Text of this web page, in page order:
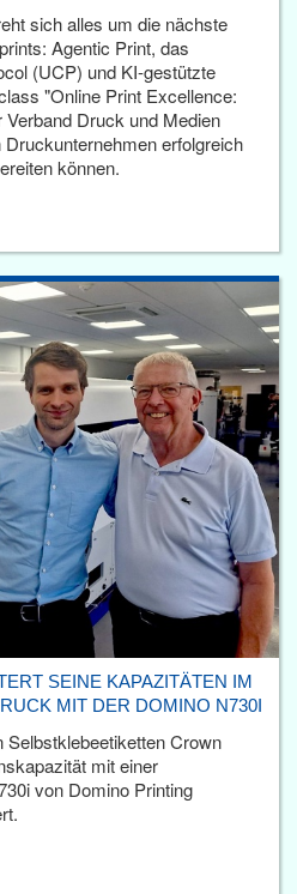
sich alles um die nächste
Agentic Print, das
(UCP) und KI-gestützte
"Online Print Excellence:
Druck und Medien
erfolgreich
können.
SEINE KAPAZITÄTEN IM
MIT DER DOMINO N730I
Crown
mit einer
von Domino Printing